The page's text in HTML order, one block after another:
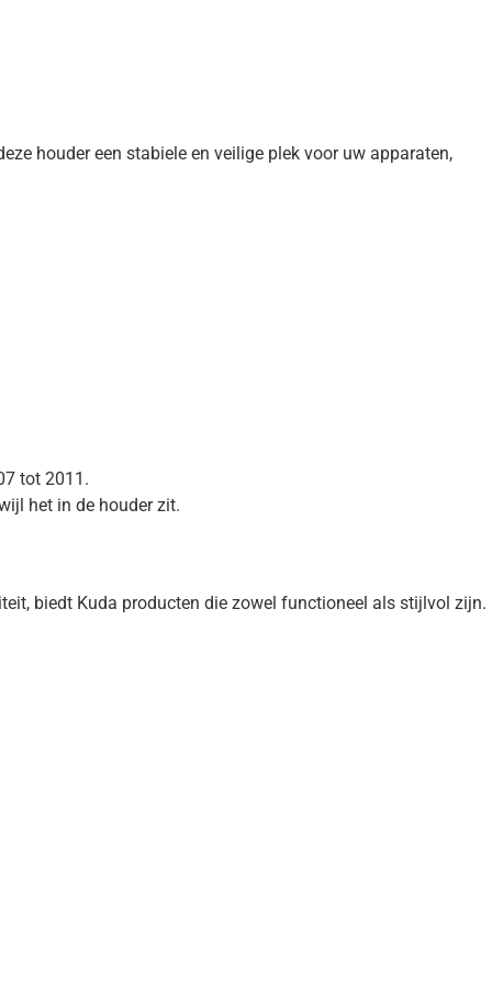
houder een stabiele en veilige plek voor uw apparaten,
tot 2011.
het in de houder zit.
biedt Kuda producten die zowel functioneel als stijlvol zijn.